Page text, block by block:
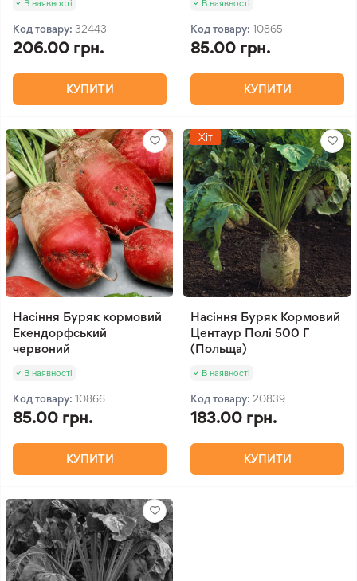
В наявності
Код товару: 32443
206.00 грн.
КУПИТИ
В наявності
Код товару: 10865
85.00 грн.
КУПИТИ
Насіння Буряк кормовий
Екендорфський
червоний
В наявності
Код товару: 10866
85.00 грн.
КУПИТИ
Хіт
Насіння Буряк Кормовий
Центаур Полі 500 Г
(Польща)
В наявності
Код товару: 20839
183.00 грн.
КУПИТИ